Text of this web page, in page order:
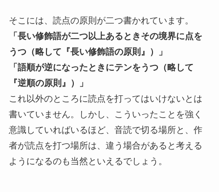
そこには、読点の原則が二つ書かれています。
「長い修飾語が二つ以上あるときその境界に点を
うつ（略して『長い修飾語の原則』）」
「語順が逆になったときにテンをうつ（略して
『逆順の原則』）」
これ以外のところに読点を打ってはいけないとは
書いていません。しかし、こういったことを強く
意識していればいるほど、音読で切る場所と、作
者が読点を打つ場所は、違う場合があると考える
ようになるのも当然といえるでしょう。